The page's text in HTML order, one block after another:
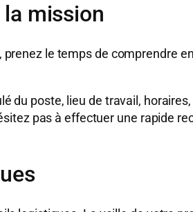
mission
le temps de comprendre
du poste, lieu de travail,
pas à effectuer une rapide